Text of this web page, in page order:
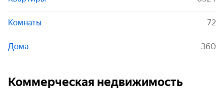
Комнаты 72
Дома 360
Коммерческая недвижимость